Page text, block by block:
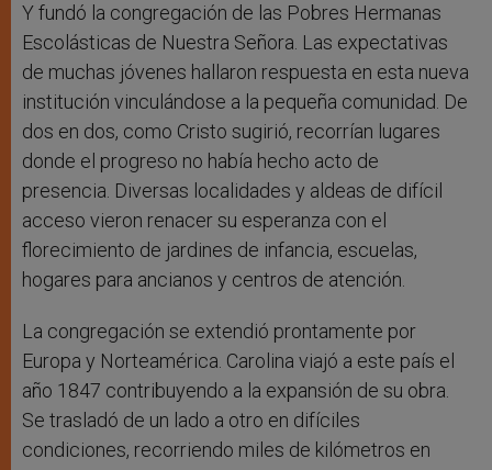
Y fundó la congregación de las Pobres Hermanas
Escolásticas de Nuestra Señora. Las expectativas
de muchas jóvenes hallaron respuesta en esta nueva
institución vinculándose a la pequeña comunidad. De
dos en dos, como Cristo sugirió, recorrían lugares
donde el progreso no había hecho acto de
presencia. Diversas localidades y aldeas de difícil
acceso vieron renacer su esperanza con el
florecimiento de jardines de infancia, escuelas,
hogares para ancianos y centros de atención.
La congregación se extendió prontamente por
Europa y Norteamérica. Carolina viajó a este país el
año 1847 contribuyendo a la expansión de su obra.
Se trasladó de un lado a otro en difíciles
condiciones, recorriendo miles de kilómetros en